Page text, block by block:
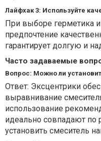
Лайфхак 3: Используйте
При выборе герметика
предпочтение
гарантирует долгую и
Часто задаваемые
Вопрос: Можно ли
Ответ: Эксцентрики
выравнивание
использование
идеально совпадают
установить смеситель